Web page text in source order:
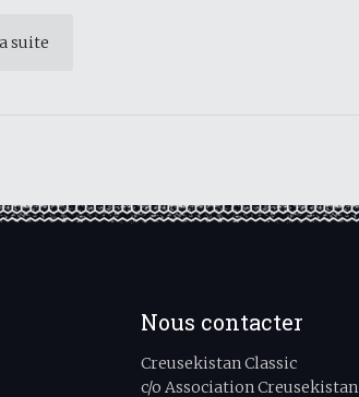
suite
Nous contacter
Creusekistan Classic
c/o Association Creusekistan